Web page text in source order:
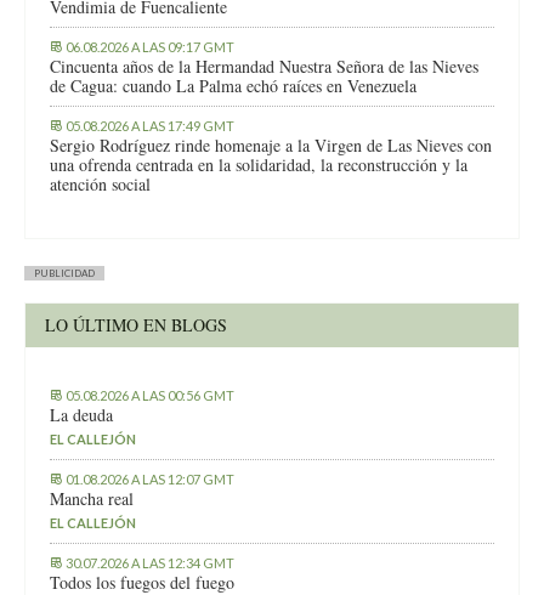
Vendimia de Fuencaliente
06.08.2026 A LAS 09:17 GMT
Cincuenta años de la Hermandad Nuestra Señora de las Nieves
de Cagua: cuando La Palma echó raíces en Venezuela
05.08.2026 A LAS 17:49 GMT
Sergio Rodríguez rinde homenaje a la Virgen de Las Nieves con
una ofrenda centrada en la solidaridad, la reconstrucción y la
atención social
PUBLICIDAD
LO ÚLTIMO EN BLOGS
05.08.2026 A LAS 00:56 GMT
La deuda
EL CALLEJÓN
01.08.2026 A LAS 12:07 GMT
Mancha real
EL CALLEJÓN
30.07.2026 A LAS 12:34 GMT
Todos los fuegos del fuego